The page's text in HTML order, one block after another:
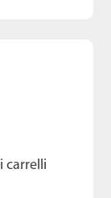
carrelli